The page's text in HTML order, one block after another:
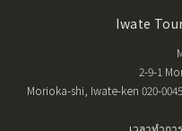
Iwate
2-9-1
Morioka-shi, Iwate-ken 020-
เวลาทำกา